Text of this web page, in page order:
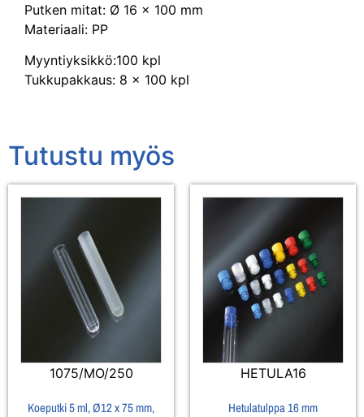
Putken mitat: Ø 16 x 100 mm
Materiaali: PP
Myyntiyksikkö:100 kpl
Tukkupakkaus: 8 x 100 kpl
Tutustu myös
1075/MO/250
Koeputki 5 ml, Ø12 x 75 mm,
HETULA16
Hetulatulppa 16 mm